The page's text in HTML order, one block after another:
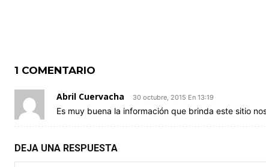
1 COMENTARIO
Abril Cuervacha 30 octubre, 2015 En 13:19
Es muy buena la información que brinda este sitio
DEJA UNA RESPUESTA